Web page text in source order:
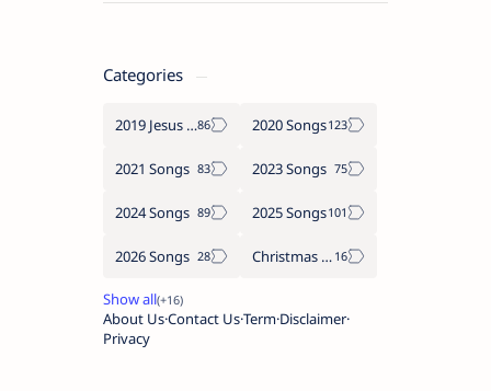
Categories
2019 Jesus songs 2020 Songs
2021 Songs 2023 Songs
2024 Songs 2025 Songs
2026 Songs Christmas Songs
About UsContact UsTerm Disclaimer
Privacy